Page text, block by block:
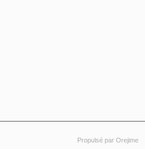
Propulsé par Orejime